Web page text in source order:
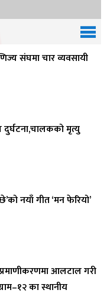
संघमा चार व्यवसायी
मृत्यु
नयाँ गीत ‘मन फेरियो’
आलटाल गरी
का स्थानीय